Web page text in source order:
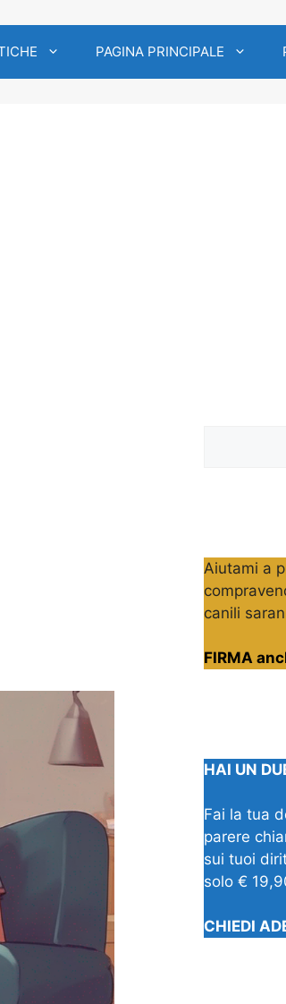
PAGINA PRINCIPALE
Aiutami a
canili
FIRMA
HAI UN
Fai la tua
parere
sui tuoi
solo €
CHIEDI